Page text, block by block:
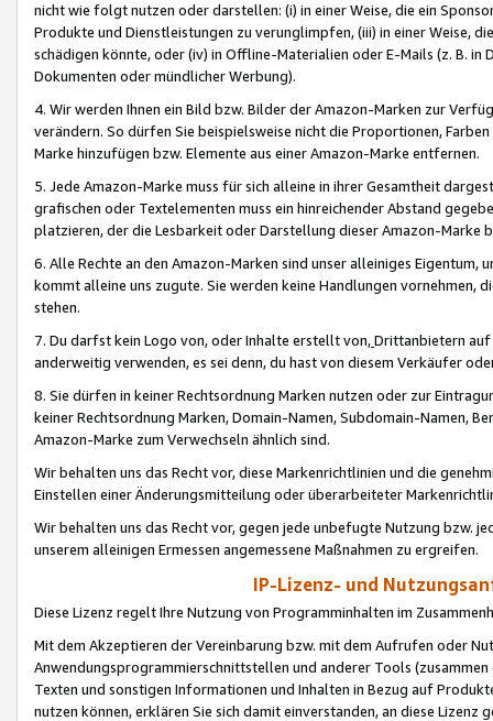
nicht wie folgt nutzen oder darstellen: (i) in einer Weise, die ein
Produkte und Dienstleistungen zu verunglimpfen, (iii) in einer Weise,
schädigen könnte, oder (iv) in Offline-Materialien oder E-Mails (z. B. in
Dokumenten oder mündlicher Werbung).
4. Wir werden Ihnen ein Bild bzw. Bilder der Amazon-Marken zur
verändern. So dürfen Sie beispielsweise nicht die Proportionen,
Marke hinzufügen bzw. Elemente aus einer Amazon-Marke entfernen.
5. Jede Amazon-Marke muss für sich alleine in ihrer Gesamtheit
grafischen oder Textelementen muss ein hinreichender Abstand
platzieren, der die Lesbarkeit oder Darstellung dieser Amazon-Marke
6. Alle Rechte an den Amazon-Marken sind unser alleiniges
kommt alleine uns zugute. Sie werden keine Handlungen vornehmen,
stehen.
7. Du darfst kein Logo von, oder Inhalte erstellt von,Drittanbietern auf
anderweitig verwenden, es sei denn, du hast von diesem Verkäufer
8. Sie dürfen in keiner Rechtsordnung Marken nutzen oder zur
keiner Rechtsordnung Marken, Domain-Namen, Subdomain-Namen,
Amazon-Marke zum Verwechseln ähnlich sind.
Wir behalten uns das Recht vor, diese Markenrichtlinien und die
Einstellen einer Änderungsmitteilung oder überarbeiteter
Wir behalten uns das Recht vor, gegen jede unbefugte Nutzung bzw.
unserem alleinigen Ermessen angemessene Maßnahmen zu ergreifen.
IP-Lizenz- und
Diese Lizenz regelt Ihre Nutzung von Programminhalten im
Mit dem Akzeptieren der Vereinbarung bzw. mit dem Aufrufen oder
Anwendungsprogrammierschnittstellen und anderer Tools (zusammen
Texten und sonstigen Informationen und Inhalten in Bezug auf
nutzen können, erklären Sie sich damit einverstanden, an diese Lizenz